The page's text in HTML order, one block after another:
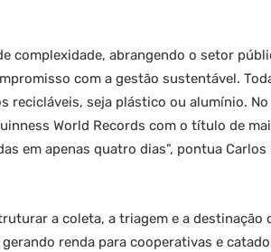
complexidade, abrangendo o setor
com a gestão sustentável.
recicláveis, seja plástico ou alumínio.
World Records com o título de
em apenas quatro dias”, pontua
a coleta, a triagem e a destinação
renda para cooperativas e